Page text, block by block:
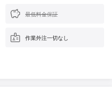
最低料金保証
作業外注一切なし